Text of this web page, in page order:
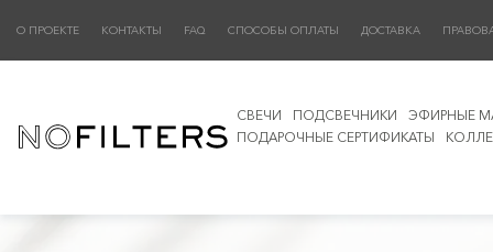
О ПРОЕКТЕ КОНТАКТЫ FAQ СПОСОБЫ ОПЛАТЫ ДОСТАВКА
СВЕЧИ ПОДСВЕЧНИКИ
ЭФИРНЫЕ
ПОДАРОЧНЫЕ СЕРТИФИКАТЫ